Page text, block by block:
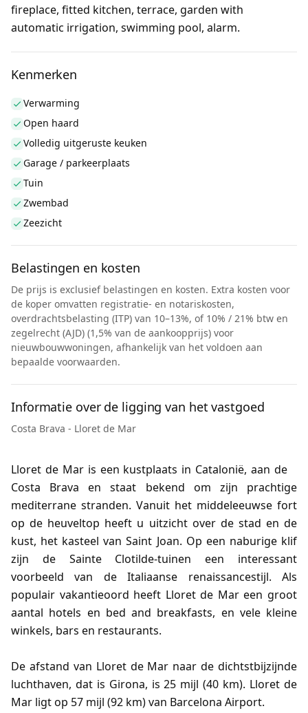
fireplace, fitted kitchen, terrace, garden with
automatic irrigation, swimming pool, alarm.
Kenmerken
Verwarming
Open haard
Volledig uitgeruste keuken
Garage / parkeerplaats
Tuin
Zwembad
Zeezicht
Belastingen en kosten
De prijs is exclusief belastingen en kosten. Extra kosten voor
de koper omvatten registratie- en notariskosten,
overdrachtsbelasting (ITP) van 10–13%, of 10% / 21% btw en
zegelrecht (AJD) (1,5% van de aankoopprijs) voor
nieuwbouwwoningen, afhankelijk van het voldoen aan
bepaalde voorwaarden.
Informatie over de ligging van het vastgoed
Costa Brava - Lloret de Mar
Lloret de Mar is een kustplaats in Catalonië, aan de
Costa Brava en staat bekend om zijn prachtige
mediterrane stranden. Vanuit het middeleeuwse fort
op de heuveltop heeft u uitzicht over de stad en de
kust, het kasteel van Saint Joan. Op een naburige klif
zijn de Sainte Clotilde-tuinen een interessant
voorbeeld van de Italiaanse renaissancestijl. Als
populair vakantieoord heeft Lloret de Mar een groot
aantal hotels en bed and breakfasts, en vele kleine
winkels, bars en restaurants.
De afstand van Lloret de Mar naar de dichtstbijzijnde
luchthaven, dat is Girona, is 25 mijl (40 km). Lloret de
Mar ligt op 57 mijl (92 km) van Barcelona Airport.